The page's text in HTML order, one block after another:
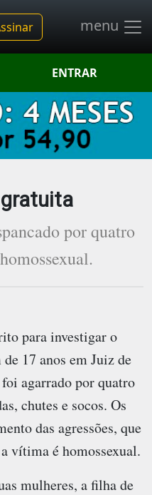
menu
ENTRAR
por quatro
para investigar o
17 anos em Juiz de
agarrado por quatro
chutes e socos. Os
das agressões, que
vítima é homossexual.
mulheres, a filha de